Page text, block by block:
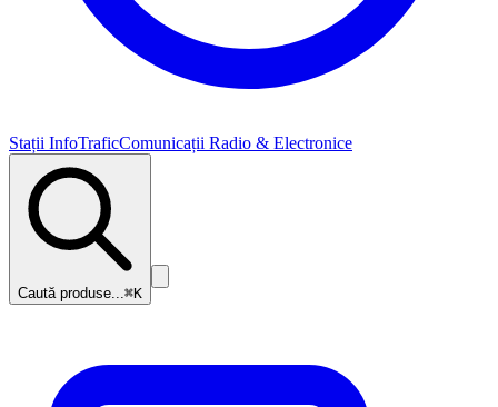
Stații InfoTraficComunicații Radio & Electronice
Caută produse...⌘K